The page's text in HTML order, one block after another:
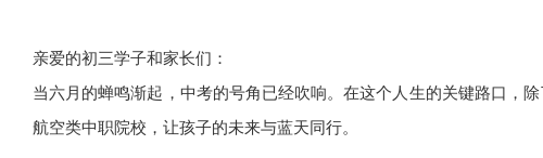
亲爱的初三学子和家长们：
当六月的蝉鸣渐起，中考的号角已经吹响。在这个人生的关键路口
航空类中职院校，让孩子的未来与蓝天同行。